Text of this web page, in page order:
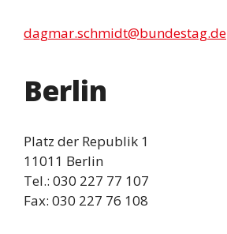
dagmar.schmidt@bundestag.de
Berlin
Platz der Republik 1
11011 Berlin
Tel.: 030 227 77 107
Fax: 030 227 76 108